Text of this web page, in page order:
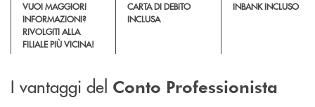
VUOI MAGGIORI
INFORMAZIONI?
RIVOLGITI ALLA
FILIALE PIÙ VICINA!
CARTA DI DEBITO
INCLUSA
INBANK INCLUSO
I vantaggi del Conto Professionista